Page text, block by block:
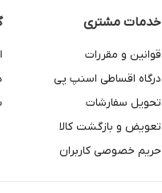
خدمات مشتری
قوانین و مقررات
درگاه اقساطی اسنپ پی
تحویل سفارشات
تعویض و بازگشت کالا
حریم خصوصی کاربران